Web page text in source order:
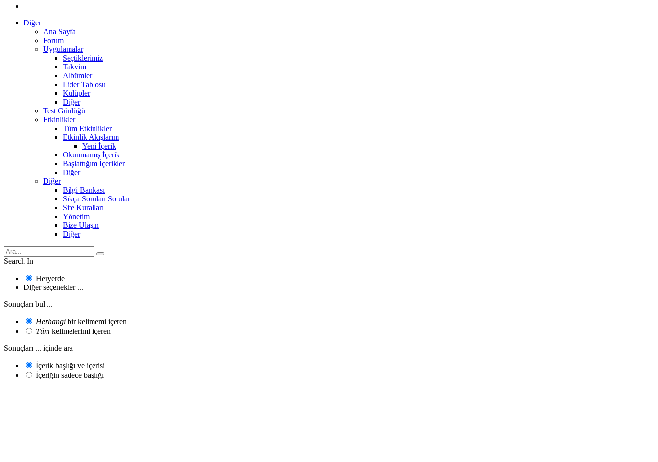
Diğer
Ana Sayfa
Forum
Uygulamalar
Seçtiklerimiz
Takvim
Albümler
Lider Tablosu
Kulüpler
Diğer
Test Günlüğü
Etkinlikler
Tüm Etkinlikler
Etkinlik Akışlarım
Yeni İçerik
Okunmamış İçerik
Başlattığım İçerikler
Diğer
Diğer
Bilgi Bankası
Sıkça Sorulan Sorular
Site Kuralları
Yönetim
Bize Ulaşın
Diğer
Search In
Heryerde
Diğer seçenekler ...
Sonuçları bul ...
Herhangi bir kelimemi içeren
Tüm kelimelerimi içeren
Sonuçları ... içinde ara
İçerik başlığı ve içerisi
İçeriğin sadece başlığı